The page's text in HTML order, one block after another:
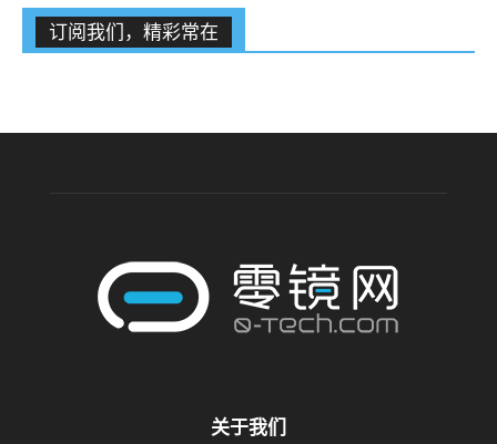
订阅我们，精彩常在
关于我们